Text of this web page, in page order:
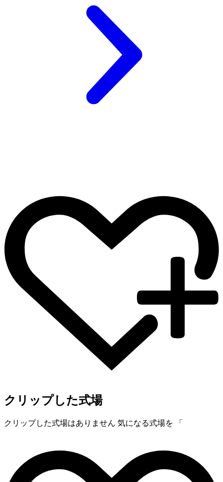
クリップした式場
クリップした式場はありません 気になる式場を 「